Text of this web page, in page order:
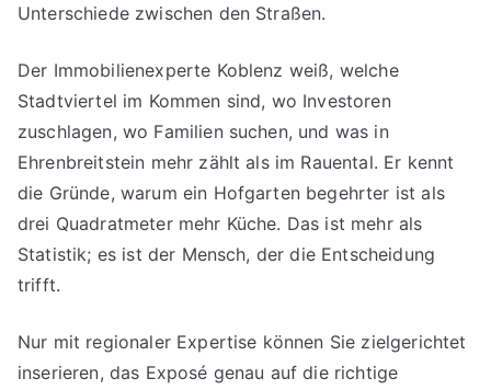
Unterschiede zwischen den Straßen.
Der Immobilienexperte Koblenz weiß, welche
Stadtviertel im Kommen sind, wo Investoren
zuschlagen, wo Familien suchen, und was in
Ehrenbreitstein mehr zählt als im Rauental. Er kennt
die Gründe, warum ein Hofgarten begehrter ist als
drei Quadratmeter mehr Küche. Das ist mehr als
Statistik; es ist der Mensch, der die Entscheidung
trifft.
Nur mit regionaler Expertise können Sie zielgerichtet
inserieren, das Exposé genau auf die richtige